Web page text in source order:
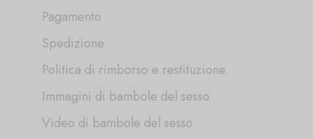
Pagamento
Spedizione
Politica di rimborso e restituzione
Immagini di bambole del sesso
Video di bambole del sesso